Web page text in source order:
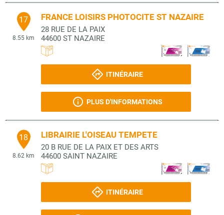
17
8.55 km
FRANCE LOISIRS PHOTOCITE ST NAZAIRE
28 RUE DE LA PAIX
44600 ST NAZAIRE
ITINÉRAIRE
PLUS D'INFORMATIONS
18
8.62 km
LIBRAIRIE L'OISEAU TEMPETE
20 B RUE DE LA PAIX ET DES ARTS
44600 SAINT NAZAIRE
ITINÉRAIRE